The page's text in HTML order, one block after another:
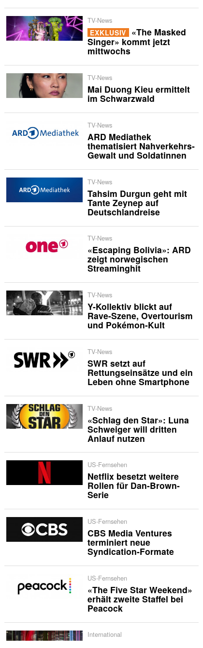
TV-News
EXKLUSIV «The Masked
Singer» kommt jetzt
mittwochs
TV-News
Mai Duong Kieu ermittelt
im Schwarzwald
TV-News
ARD Mediathek
thematisiert Nahverkehrs-
Gewalt und Soldatinnen
TV-News
Tahsim Durgun geht mit
Tante Zeynep auf
Deutschlandreise
TV-News
«Escaping Bolivia»: ARD
zeigt norwegischen
Streaminghit
TV-News
Y-Kollektiv blickt auf
Rave-Szene, Overtourism
und Pokémon-Kult
TV-News
SWR setzt auf
Rettungseinsätze und ein
Leben ohne Smartphone
TV-News
«Schlag den Star»: Luna
Schweiger will dritten
Anlauf nutzen
US-Fernsehen
Netflix besetzt weitere
Rollen für Dan-Brown-
Serie
US-Fernsehen
CBS Media Ventures
terminiert neue
Syndication-Formate
US-Fernsehen
«The Five Star Weekend»
erhält zweite Staffel bei
Peacock
International